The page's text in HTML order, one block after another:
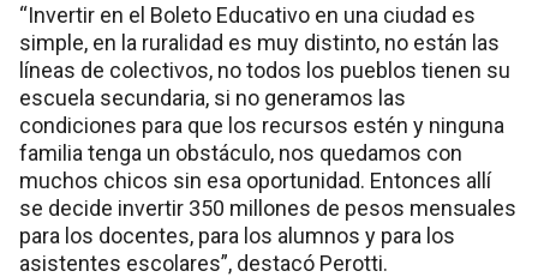
“Invertir en el Boleto Educativo en una ciudad es
simple, en la ruralidad es muy distinto, no están las
líneas de colectivos, no todos los pueblos tienen su
escuela secundaria, si no generamos las
condiciones para que los recursos estén y ninguna
familia tenga un obstáculo, nos quedamos con
muchos chicos sin esa oportunidad. Entonces allí
se decide invertir 350 millones de pesos mensuales
para los docentes, para los alumnos y para los
asistentes escolares”, destacó Perotti.